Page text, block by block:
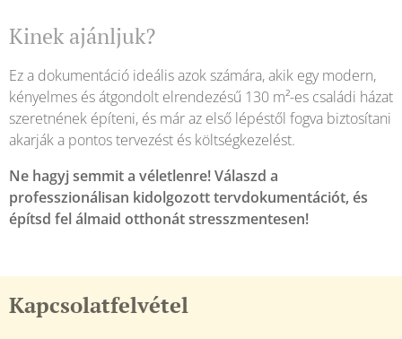
Kinek ajánljuk?
Ez a dokumentáció ideális azok számára, akik egy modern,
kényelmes és átgondolt elrendezésű 130 m²-es családi házat
szeretnének építeni, és már az első lépéstől fogva biztosítani
akarják a pontos tervezést és költségkezelést.
Ne hagyj semmit a véletlenre! Válaszd a
professzionálisan kidolgozott tervdokumentációt, és
építsd fel álmaid otthonát stresszmentesen!
Kapcsolatfelvétel